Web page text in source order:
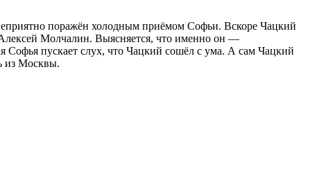
поражён холодным приёмом Софьи. Вскоре Чацкий
Молчалин. Выясняется, что именно он —
Софья пускает слух, что Чацкий сошёл с ума. А сам Чацкий
из Москвы.